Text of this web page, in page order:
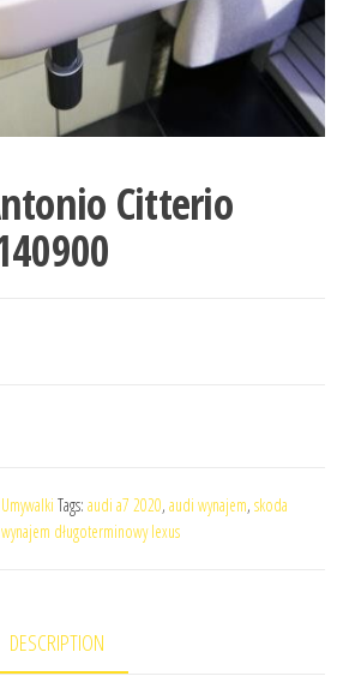
Citterio
Umywalki Tags: audi a7 2020, audi wynajem, skoda
wynajem długoterminowy lexus
DESCRIPTION